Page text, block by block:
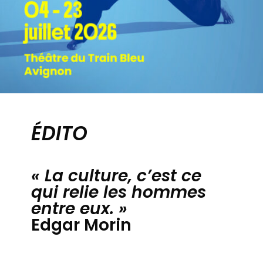
ÉDITO
« La culture, c’est ce
qui relie les hommes
entre eux. »
Edgar Morin